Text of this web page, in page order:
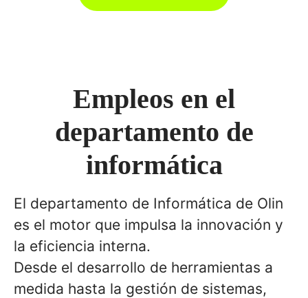
Empleos en el
departamento de
informática
El departamento de Informática de Olin
es el motor que impulsa la innovación y
la eficiencia interna.
Desde el desarrollo de herramientas a
medida hasta la gestión de sistemas,